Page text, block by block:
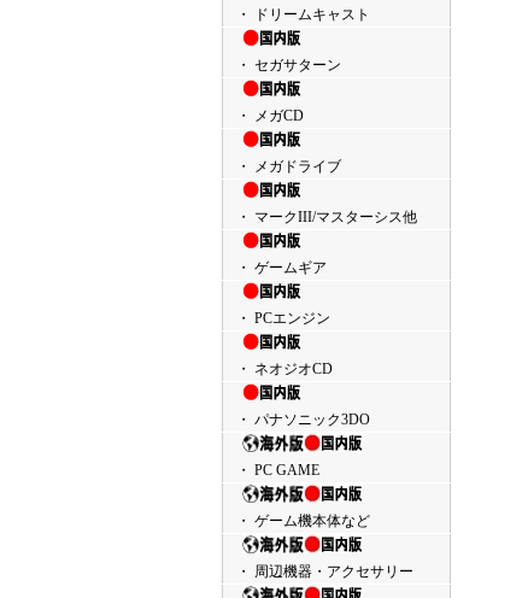
・ ドリームキャスト
・ セガサターン
・ メガCD
・ メガドライブ
・ マークIII/マスターシス他
・ ゲームギア
・ PCエンジン
・ ネオジオCD
・ パナソニック3DO
・ PC GAME
・ ゲーム機本体など
・ 周辺機器・アクセサリー